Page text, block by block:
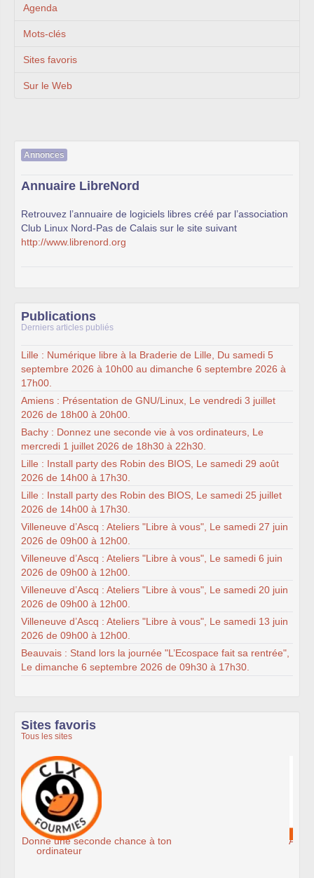
Agenda
Mots-clés
Sites favoris
Sur le Web
Annonces
Annuaire LibreNord
Retrouvez l’annuaire de logiciels libres créé par l’association
Club Linux Nord-Pas de Calais sur le site suivant
http://www.librenord.org
Publications
Derniers articles publiés
Lille : Numérique libre à la Braderie de Lille, Du samedi 5
septembre 2026 à 10h00 au dimanche 6 septembre 2026 à
17h00.
Amiens : Présentation de GNU/Linux, Le vendredi 3 juillet
2026 de 18h00 à 20h00.
Bachy : Donnez une seconde vie à vos ordinateurs, Le
mercredi 1 juillet 2026 de 18h30 à 22h30.
Lille : Install party des Robin des BIOS, Le samedi 29 août
2026 de 14h00 à 17h30.
Lille : Install party des Robin des BIOS, Le samedi 25 juillet
2026 de 14h00 à 17h30.
Villeneuve d’Ascq : Ateliers "Libre à vous", Le samedi 27 juin
2026 de 09h00 à 12h00.
Villeneuve d’Ascq : Ateliers "Libre à vous", Le samedi 6 juin
2026 de 09h00 à 12h00.
Villeneuve d’Ascq : Ateliers "Libre à vous", Le samedi 20 juin
2026 de 09h00 à 12h00.
Villeneuve d’Ascq : Ateliers "Libre à vous", Le samedi 13 juin
2026 de 09h00 à 12h00.
Beauvais : Stand lors la journée "L’Ecospace fait sa rentrée",
Le dimanche 6 septembre 2026 de 09h30 à 17h30.
Sites favoris
Tous les sites
Association Éthiciel